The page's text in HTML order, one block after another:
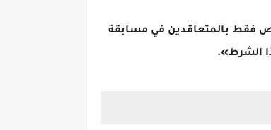
بالمحافظة «هذا الشرط خاص فقط بالمتعاقدين في مسابقة